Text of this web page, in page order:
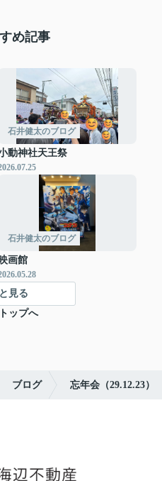
め記事
石井健太のブログ
動神社天王祭
石井健太のブログ
映画館
見る
ップへ
ブログ 忘年会（29.12.23）